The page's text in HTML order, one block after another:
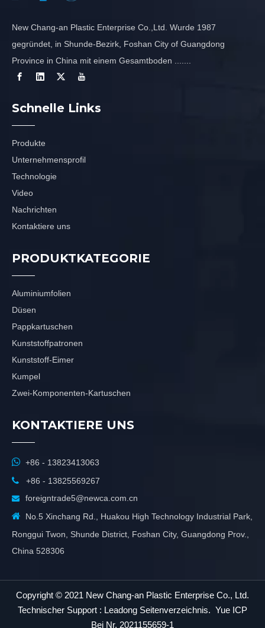
New Chang-an Plastic Enterprise Co.,Ltd. Wurde 1987
gegründet, in Shunde-Bezirk, Foshan City of Guangdong
Province in China mit einem Gesamtboden .......
Schnelle Links
Produkte
Unternehmensprofil
Technologie
Video
Nachrichten
Kontaktiere uns
PRODUKTKATEGORIE
Aluminiumfolien
Düsen
Pappkartuschen
Kunststoffpatronen
Kunststoff-Eimer
Kumpel
Zwei-Komponenten-Kartuschen
KONTAKTIERE UNS
 +86 - 13823413063
 +86 - 13825569267

foreigntrade5@newca.com.cn
 No.5 Xinchang Rd., Huakou High Technology Industrial Park,
Ronggui Twon, Shunde District, Foshan City, Guangdong Prov.,
China 528306
Copyright © 2021 New Chang-an Plastic Enterprise Co., Ltd.
Technischer Support : Leadong Seitenverzeichnis. Yue ICP
Bei Nr. 2021155659-1